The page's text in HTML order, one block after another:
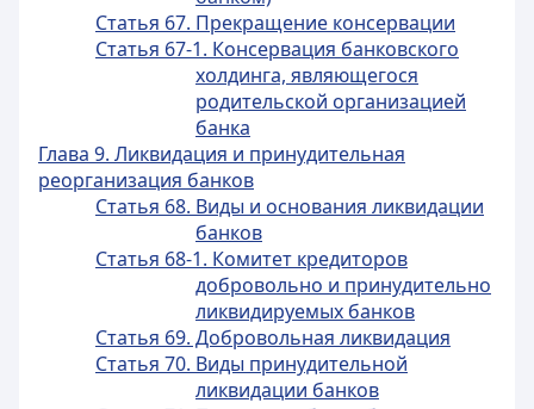
Статья 67. Прекращение консервации
Статья 67-1. Консервация банковского
холдинга, являющегося
родительской организацией
банка
Глава 9. Ликвидация и принудительная
реорганизация банков
Статья 68. Виды и основания ликвидации
банков
Статья 68-1. Комитет кредиторов
добровольно и принудительно
ликвидируемых банков
Статья 69. Добровольная ликвидация
Статья 70. Виды принудительной
ликвидации банков